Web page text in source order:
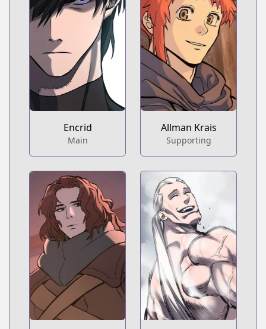
Encrid
Main
Allman Krais
Supporting